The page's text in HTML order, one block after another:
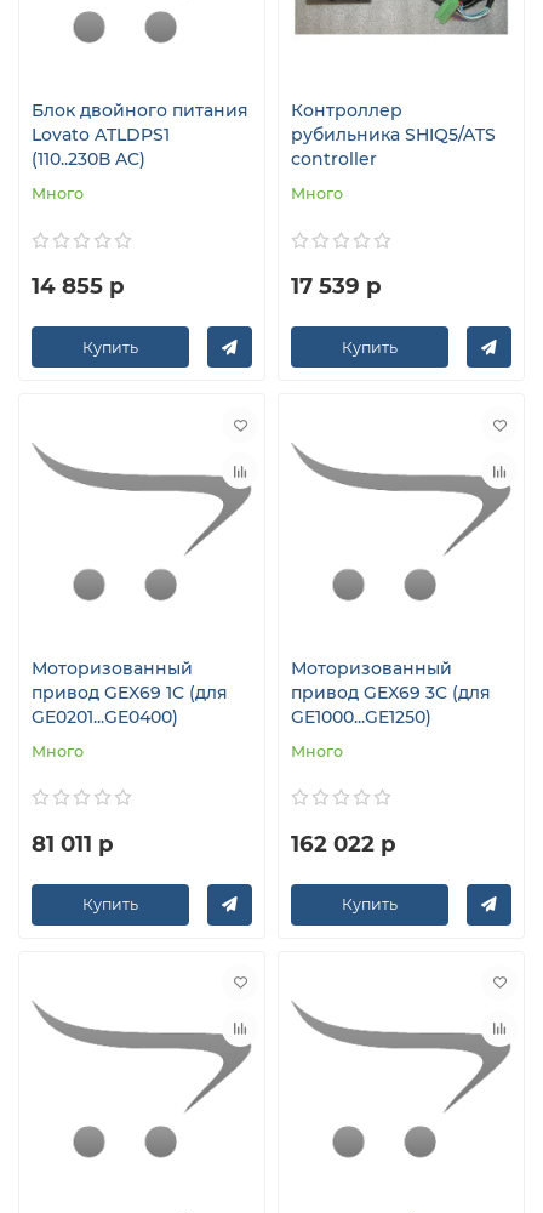
Блок двойного питания
Lovato ATLDPS1
(110..230В AC)
Много
14 855 р
Купить
Контроллер
рубильника SHIQ5/ATS
controller
Много
17 539 р
Купить
Моторизованный
привод GEX69 1C (для
GE0201...GE0400)
Много
81 011 р
Купить
Моторизованный
привод GEX69 3C (для
GE1000...GE1250)
Много
162 022 р
Купить